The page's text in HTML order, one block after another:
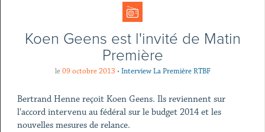
Koen Geens est l'invité de Matin
Première
le 09 octobre 2013 • Interview La Première RTBF
Bertrand Henne reçoit Koen Geens. Ils reviennent sur
l'accord intervenu au fédéral sur le budget 2014 et les
nouvelles mesures de relance.